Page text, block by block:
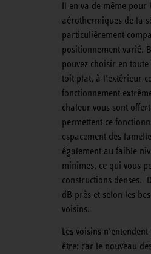
Il en va de même pour
aérothermiques de la
particulièrement
positionnement varié.
pouvez choisir en
toit plat, à l’extérieur
fonctionnement
chaleur vous sont
permettent ce
espacement des
également au faible
minimes, ce qui vous
constructions denses.
dB près et selon les
voisins.
Les voisins
être: car le nouveau